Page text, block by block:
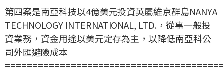
第四案是南亞科技以4億美元投資英屬維京群島NANYA
TECHNOLOGY INTERNATIONAL, LTD.，從事一般投
資業務，資金用途以美元定存為主，以降低南亞科公
司外匯避險成本